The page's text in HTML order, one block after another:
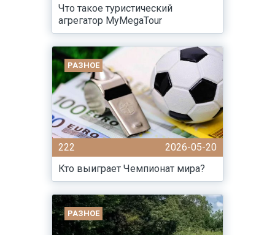
Что такое туристический
агрегатор MyMegaTour
РАЗНОЕ
222
2026-05-20
Кто выиграет Чемпионат мира?
РАЗНОЕ